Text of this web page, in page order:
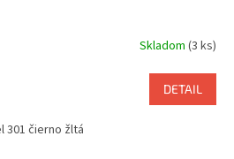
Skladom (3 ks)
DETAIL
301 čierno žltá